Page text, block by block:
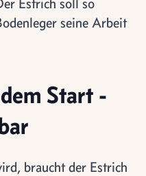
seine Arbeit
Start -
braucht der Estrich